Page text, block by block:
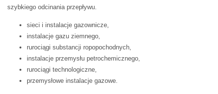
szybkiego odcinania przepływu.
sieci i instalacje gazownicze,
instalacje gazu ziemnego,
rurociągi substancji ropopochodnych,
instalacje przemysłu petrochemicznego,
rurociągi technologiczne,
przemysłowe instalacje gazowe.